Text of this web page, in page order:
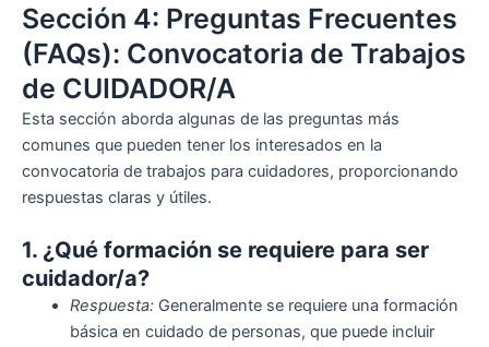
Sección 4: Preguntas Frecuentes
(FAQs): Convocatoria de Trabajos
de CUIDADOR/A
Esta sección aborda algunas de las preguntas más
comunes que pueden tener los interesados en la
convocatoria de trabajos para cuidadores, proporcionando
respuestas claras y útiles.
1. ¿Qué formación se requiere para ser
cuidador/a?
Respuesta:Generalmente se requiere una formación
básica en cuidado de personas, que puede incluir